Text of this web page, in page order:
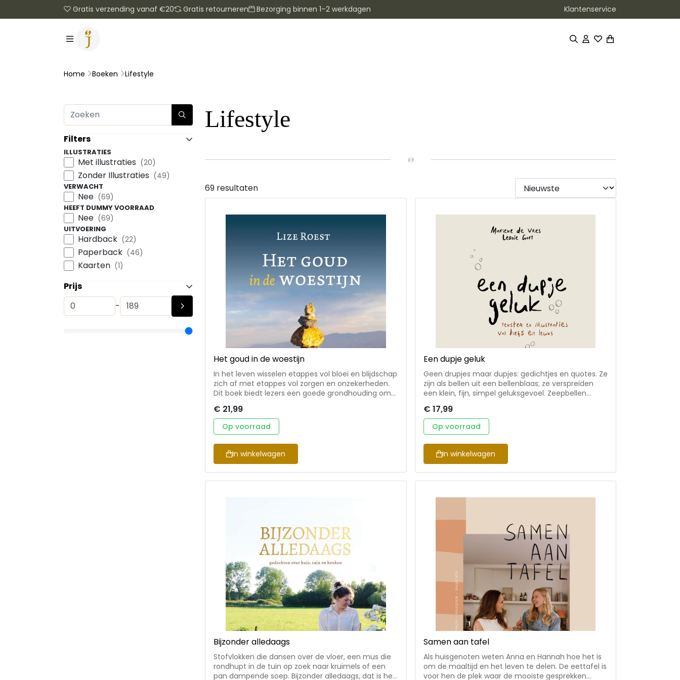
Gratis verzending vanaf €20 Gratis retourneren Bezorging binnen 1–2 werkdagen Klantenservice
Home Boeken Lifestyle
Filters
ILLUSTRATIES
Met illustraties (20)
Zonder Illustraties (49)
VERWACHT
Nee (69)
HEEFT DUMMY VOORRAAD
Nee (69)
UITVOERING
Hardback (22)
Paperback (46)
Kaarten (1)
Prijs
-
Lifestyle
69 resultaten
Het goud in de woestijn
In het leven wisselen etappes vol bloei en blijdschap
zich af met etappes vol zorgen en onzekerheden.
Dit boek biedt lezers een goede grondhouding om
om te gaan. In Het goud in de woestijn neemt Lize
Roest de lezer mee in het geromantiseerde verhaal
van Mozes, op zoek naar goud in de woestijn:
innerlijke vorming, vrede, vreugde en voldoening.
Het is tijd voor persoonlijk leiderschap. Tijd om je
innerlijke kwaliteiten aan het licht te laten komen.
Tijd om het leven te leiden vanuit een hemels
perspectief. Lize Roest (1972) is spreker en werkt als
kinderen in Houten.
€ 21,99
Op voorraad
In winkelwagen
Een dupje geluk
Geen drupjes maar dupjes: gedichtjes en quotes. Ze
zijn als bellen uit een bellenblaas; ze verspreiden
een klein, fijn, simpel geluksgevoel. Zeepbellen
hangen. Ze ontroeren of laten de lezer
schaterlachen. De allerliefste lijntekeningen vormen
met hun warme kleur één geheel met teksten om
te koesteren. Een dupje geluk is een prachtig
cadeauboek om te bewaren, maar ook zeker om
uit te delen. Via de website Dupje.nl zijn
bijbehorende kaarten verkrijgbaar. Het boek is
inclusief bijpassende boekenlegger.
€ 17,99
Op voorraad
In winkelwagen
Bijzonder alledaags
Stofvlokken die dansen over de vloer, een mus die
rondhupt in de tuin op zoek naar kruimels of een
pan dampende soep. Bijzonder alledaags, dat is het
Samen aan tafel
Als huisgenoten weten Anna en Hannah hoe het is
om de maaltijd en het leven te delen. De eettafel is
voor hen de plek waar de mooiste gesprekken